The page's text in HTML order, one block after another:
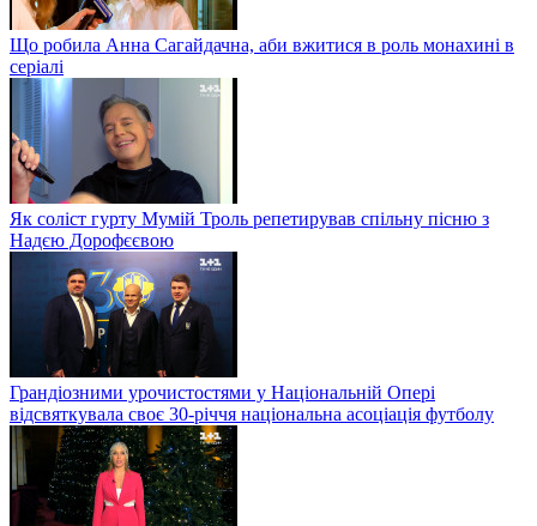
Що робила Анна Сагайдачна, аби вжитися в роль монахині в
серіалі
Як соліст гурту Мумій Троль репетирував спільну пісню з
Надєю Дорофєєвою
Грандіозними урочистостями у Національній Опері
відсвяткувала своє 30-річчя національна асоціація футболу